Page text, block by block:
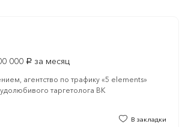
000 руб. за месяц
агентство по трафику «5 elements»
таргетолога ВК
В закладки